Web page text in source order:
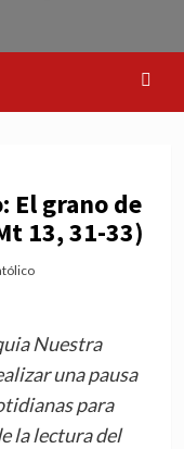
El grano de
13, 31-33)
Nuestra
una pausa
para
la lectura del